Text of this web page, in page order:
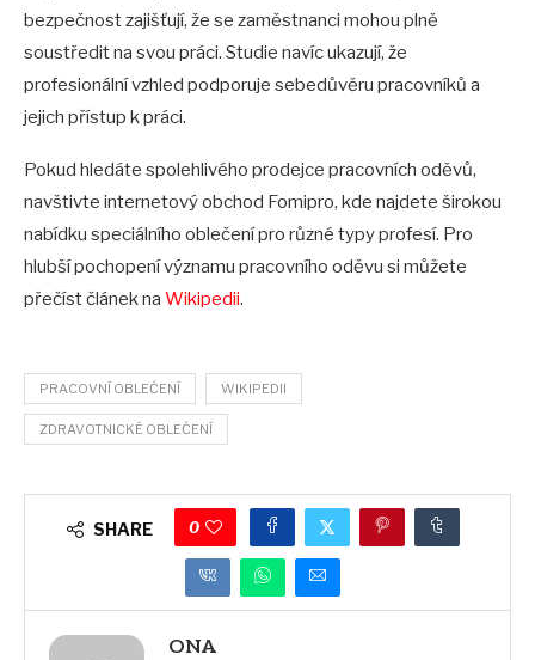
bezpečnost zajišťují, že se zaměstnanci mohou plně
soustředit na svou práci. Studie navíc ukazují, že
profesionální vzhled podporuje sebedůvěru pracovníků a
jejich přístup k práci.
Pokud hledáte spolehlivého prodejce pracovních oděvů,
navštivte internetový obchod Fomipro, kde najdete širokou
nabídku speciálního oblečení pro různé typy profesí. Pro
hlubší pochopení významu pracovního oděvu si můžete
přečíst článek na Wikipedii.
PRACOVNÍ OBLEČENÍ WIKIPEDII
ZDRAVOTNICKÉ OBLEČENÍ
SHARE 0
ONA